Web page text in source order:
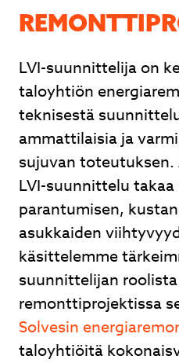
LVI-suunnittelija on
taloyhtiön
teknisestä
ammattilaisia ja
sujuvan
LVI-suunnittelu
parantumisen,
asukkaiden
käsittelemme
suunnittelijan
remonttiprojektissa
Solvesin
taloyhtiöitä
Ilmalämpöpumpusta
toimitus ja
neuvot kaupan päälle.
Juhani Kuntsi